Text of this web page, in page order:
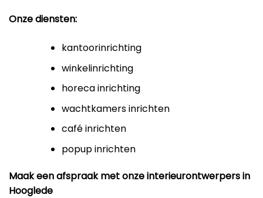
Onze diensten:
kantoorinrichting
winkelinrichting
horeca inrichting
wachtkamers inrichten
café inrichten
popup inrichten
Maak een afspraak met onze interieurontwerpers in
Hooglede